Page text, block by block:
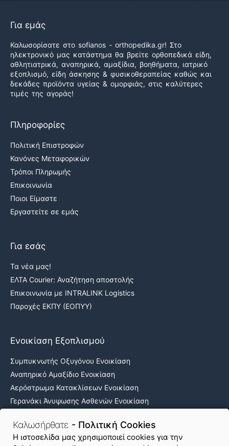
Καλωσήρθατε - Πολιτική Cookies
H ιστοσελίδα μας χρησιμοποιεί cookies για την
Για εμάς
Καλωσορίσατε στο sofianos - orthopedika.gr! Στο
ηλεκτρονικό μας κατάστημα θα βρείτε ορθοπεδικά είδη,
αθλητιατρικά, αναπηρικά, αμαξίδια, βοηθήματα, ιατρικό
εξοπλισμό, είδη άσκησης & φυσικοθεραπείας καθώς και
δεκάδες προϊόντα υγείας & ομορφιάς, στις καλύτερες
τιμές της αγοράς!
Πληροφορίες
Πολιτική Επιστροφών
Κανόνες Μεταφορικών
Τρόποι Πληρωμής
Επικοινωνία
Ποιοι Είμαστε
Εργαστείτε σε εμάς
Για εσάς
Τα νέα μας!
ΕΛΤΑ Courier: Αναζήτηση αποστολής
Επικοινωνία με INTRALINK Logistics
Παροχές ΕΚΠΥ (ΕΟΠΥΥ)
Ενοικίαση Εξοπλισμού
Συμπυκνωτής Οξυγόνου Ενοικίαση
Αναπηρικό Αμαξίδιο Ενοικίαση
Αερόστρωμα Κατακλίσεων Ενοικίαση
Γερανάκι Άνυψωσης Ασθενών Ενοικίαση